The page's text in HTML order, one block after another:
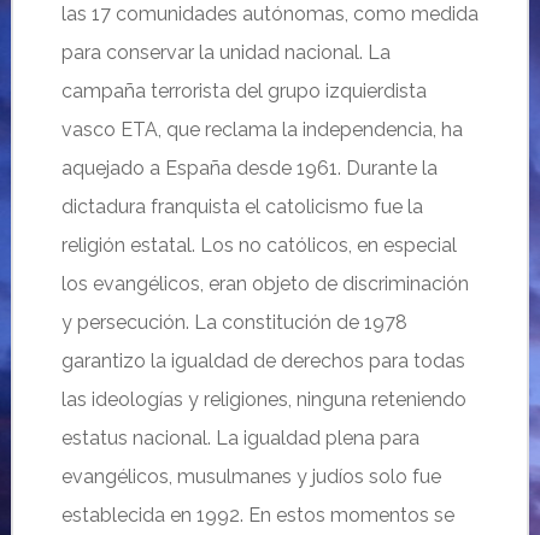
las 17 comunidades autónomas, como medida
para conservar la unidad nacional. La
campaña terrorista del grupo izquierdista
vasco ETA, que reclama la independencia, ha
aquejado a España desde 1961. Durante la
dictadura franquista el catolicismo fue la
religión estatal. Los no católicos, en especial
los evangélicos, eran objeto de discriminación
y persecución. La constitución de 1978
garantizo la igualdad de derechos para todas
las ideologías y religiones, ninguna reteniendo
estatus nacional. La igualdad plena para
evangélicos, musulmanes y judíos solo fue
establecida en 1992. En estos momentos se